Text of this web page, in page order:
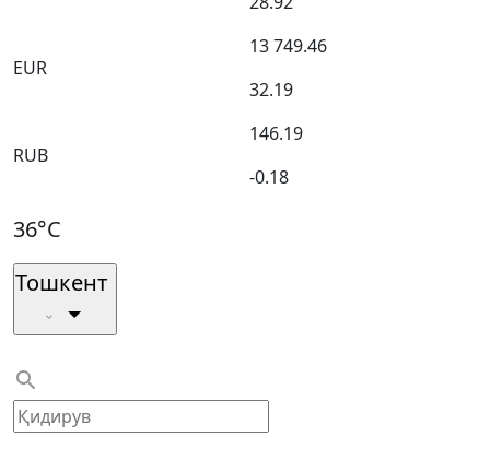
EUR
13 749.46
32.19
RUB
146.19
-0.18
36°C
Тошкент